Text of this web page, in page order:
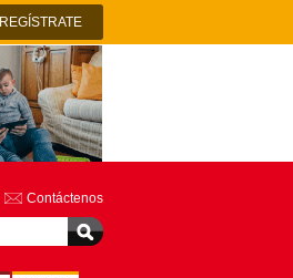
REGÍSTRATE
Contáctenos